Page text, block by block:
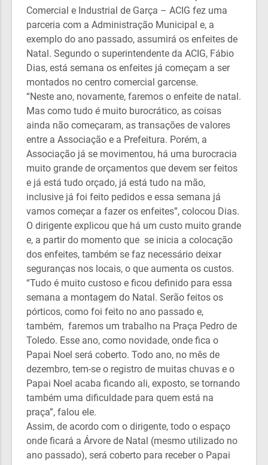
Comercial e Industrial de Garça – ACIG fez uma
parceria com a Administração Municipal e, a
exemplo do ano passado, assumirá os enfeites de
Natal. Segundo o superintendente da ACIG, Fábio
Dias, está semana os enfeites já começam a ser
montados no centro comercial garcense.
“Neste ano, novamente, faremos o enfeite de natal.
Mas como tudo é muito burocrático, as coisas
ainda não começaram, as transações de valores
entre a Associação e a Prefeitura. Porém, a
Associação já se movimentou, há uma burocracia
muito grande de orçamentos que devem ser feitos
e já está tudo orçado, já está tudo na mão,
inclusive já foi feito pedidos e essa semana já
vamos começar a fazer os enfeites”, colocou Dias.
O dirigente explicou que há um custo muito grande
e, a partir do momento que se inicia a colocação
dos enfeites, também se faz necessário deixar
seguranças nos locais, o que aumenta os custos.
“Tudo é muito custoso e ficou definido para essa
semana a montagem do Natal. Serão feitos os
pórticos, como foi feito no ano passado e,
também, faremos um trabalho na Praça Pedro de
Toledo. Esse ano, como novidade, onde fica o
Papai Noel será coberto. Todo ano, no mês de
dezembro, tem-se o registro de muitas chuvas e o
Papai Noel acaba ficando ali, exposto, se tornando
também uma dificuldade para quem está na
praça”, falou ele.
Assim, de acordo com o dirigente, todo o espaço
onde ficará a Árvore de Natal (mesmo utilizado no
ano passado), será coberto para receber o Papai